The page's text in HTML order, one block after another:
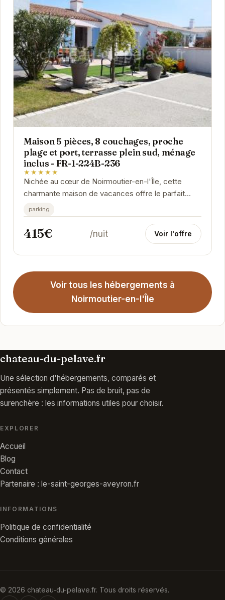
Maison 5 pièces, 8 couchages, proche
plage et port, terrasse plein sud, ménage
inclus - FR-1-224B-236
★★★★★
Nichée au cœur de Noirmoutier-en-l'Île, cette
charmante maison de vacances offre le parfait
équilibre entre confort moderne et charme
insulaire....
parking
415€ /nuit Voir l'offre
Voir tous les hébergements à
Noirmoutier-en-l'Île
chateau-du-pelave.fr
Une sélection d'hébergements, comparés et
présentés simplement. Pas de bruit, pas de
surenchère : les informations utiles pour choisir.
EXPLORER
Accueil
Blog
Contact
Partenaire : le-saint-georges-aveyron.fr
INFORMATIONS
Politique de confidentialité
Conditions générales
© 2026 chateau-du-pelave.fr. Tous droits réservés.